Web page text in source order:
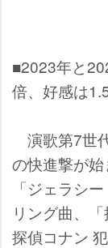
■2023年と
倍、好感は
演歌第7世
の快進撃が
「ジェラシ
リング曲、
探偵コナン